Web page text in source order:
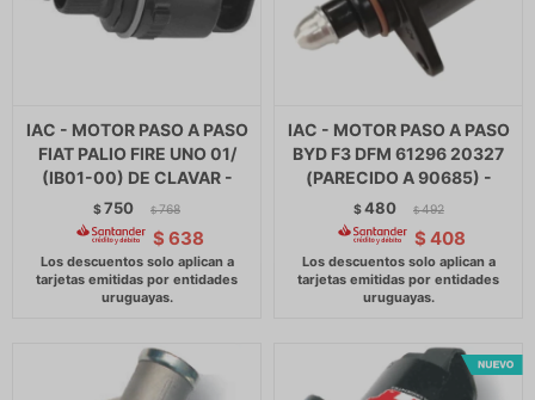
IAC - MOTOR PASO A PASO
FIAT PALIO FIRE UNO 01/
(IB01-00) DE CLAVAR -
$750 $ 768
$ 638
IAC - MOTOR PASO A PASO
BYD F3 DFM 61296 20327
(PARECIDO A 90685) -
$480 $ 492
$ 408